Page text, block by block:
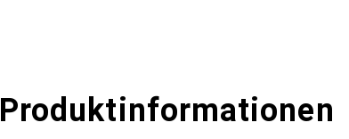
Produktinformationen